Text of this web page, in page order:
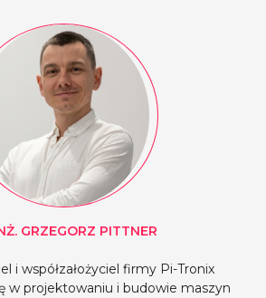
GRZEGORZ PITTNER
i współzałożyciel firmy Pi-Tronix
w projektowaniu i budowie maszyn